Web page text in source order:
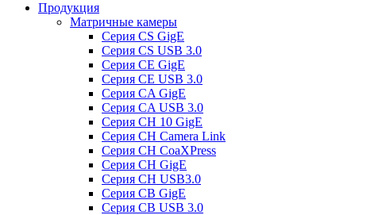
Продукция
Матричные камеры
Серия CS GigE
Серия CS USB 3.0
Серия CE GigE
Серия CE USB 3.0
Серия CA GigE
Серия CA USB 3.0
Серия CH 10 GigE
Серия CH Camera Link
Серия CH CoaXPress
Серия CH GigE
Серия CH USB3.0
Серия CB GigE
Серия CB USB 3.0